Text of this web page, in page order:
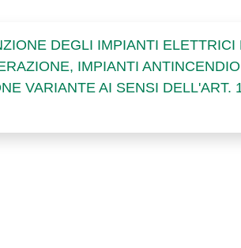
DEGLI IMPIANTI ELETTRICI
IMPIANTI
VARIANTE AI SENSI DELL'ART.